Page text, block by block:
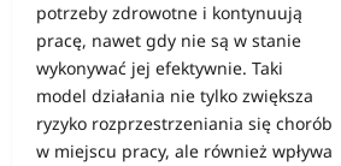
potrzeby zdrowotne i kontynuują
pracę, nawet gdy nie są w stanie
wykonywać jej efektywnie. Taki
model działania nie tylko zwiększa
ryzyko rozprzestrzeniania się chorób
w miejscu pracy, ale również wpływa